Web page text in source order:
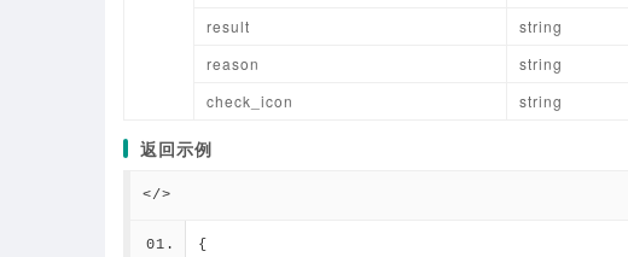
result
string
reason
string
check_icon
string
返回示例
</>
{